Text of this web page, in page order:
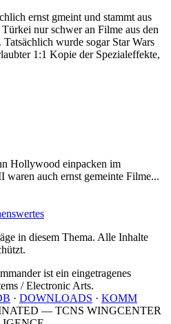
ernst gmeint und stammt aus
nur schwer an Filme aus den
wurde sogar Star Wars
1:1 Kopie der Spezialeffekte,
Hollywood einpacken im
auch ernst gemeinte Filme...
in diesem Thema. Alle Inhalte
ist ein eingetragenes
/ Electronic Arts.
· DOWNLOADS · KOMM
— TCNS WINGCENTER